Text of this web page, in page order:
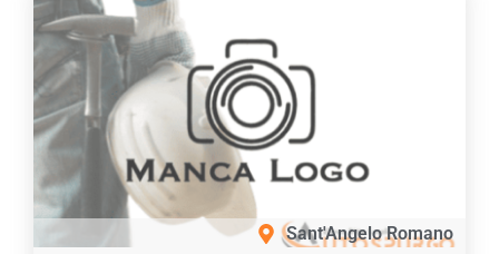
Sant'Angelo Romano